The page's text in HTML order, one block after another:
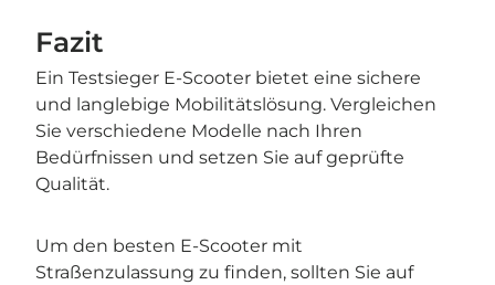
Fazit
Ein Testsieger E-Scooter bietet eine sichere
und langlebige Mobilitätslösung. Vergleichen
Sie verschiedene Modelle nach Ihren
Bedürfnissen und setzen Sie auf geprüfte
Qualität.
Um den besten E-Scooter mit
Straßenzulassung zu finden, sollten Sie auf